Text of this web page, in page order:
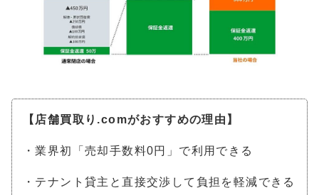
【店舗買取り.comがおすすめの理由】
・業界初「売却手数料0円」で利用できる
・テナント貸主と直接交渉して負担を軽減できる